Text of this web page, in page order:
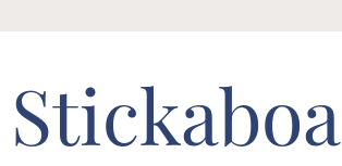
Stickaboa